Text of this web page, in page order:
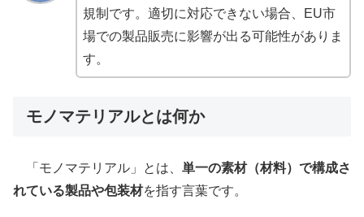
規制です。適切に対応できない場合、EU市
場での製品販売に影響が出る可能性がありま
す。
モノマテリアルとは何か
「モノマテリアル」とは、 単一の素材（材料）で構成さ
れている製品や包装材を指す言葉です。